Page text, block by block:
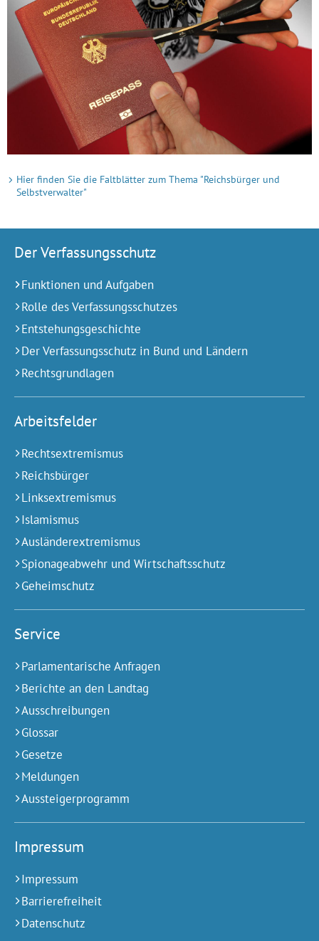
Hier finden Sie die Faltblätter zum Thema "Reichsbürger und
Selbstverwalter"
Der Verfassungsschutz
Funktionen und Aufgaben
Rolle des Verfassungsschutzes
Entstehungsgeschichte
Der Verfassungsschutz in Bund und Ländern
Rechtsgrundlagen
Arbeitsfelder
Rechtsextremismus
Reichsbürger
Linksextremismus
Islamismus
Ausländerextremismus
Spionageabwehr und Wirtschaftsschutz
Geheimschutz
Service
Parlamentarische Anfragen
Berichte an den Landtag
Ausschreibungen
Glossar
Gesetze
Meldungen
Aussteigerprogramm
Impressum
Impressum
Barrierefreiheit
Datenschutz